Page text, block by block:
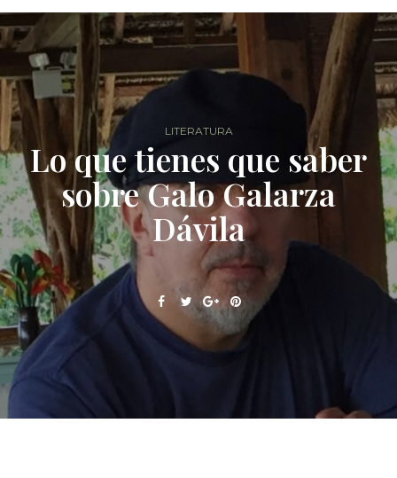
LITERATURA
Lo que tienes que saber
sobre Galo Galarza
Dávila